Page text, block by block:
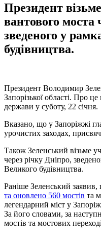
Президент
вантового моста
зведеного у
будівництва.
Президент Володимир
Запорізької області. Про
держави у суботу, 22 січня.
Вказано, що у Запоріжжі
урочистих заходах,
Також Зеленський візьме
через річку Дніпро,
Великого будівництва.
Раніше Зеленський
та оновлено 560 мостів та
легендарний міст у
За його словами, за
мостів та мостових